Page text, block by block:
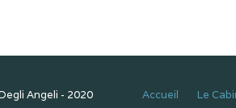
Angeli - 2020 Accueil Le